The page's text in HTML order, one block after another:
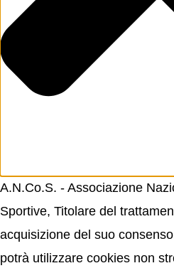
A.N.Co.S. - Associazione
Sportive, Titolare del
acquisizione del suo
potrà utilizzare cookies non